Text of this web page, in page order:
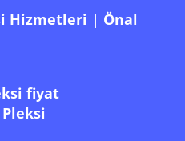
Hizmetleri | Önal
fiyat